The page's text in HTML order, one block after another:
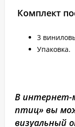
Комплект
3
Упаковка.
В интернет-
птиц» вы
визуальный